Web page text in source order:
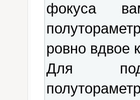
фокуса
ровно вдвое
Для